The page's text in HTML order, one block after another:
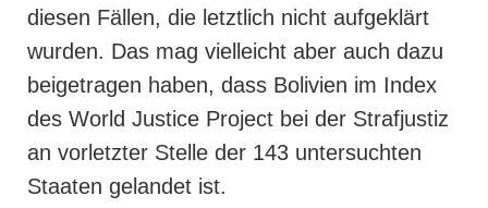
diesen Fällen, die letztlich nicht aufgeklärt
wurden. Das mag vielleicht aber auch dazu
beigetragen haben, dass Bolivien im Index
des World Justice Project bei der Strafjustiz
an vorletzter Stelle der 143 untersuchten
Staaten gelandet ist.